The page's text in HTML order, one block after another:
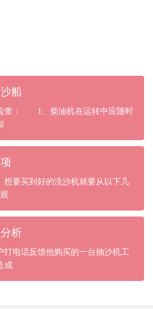
船
： 1、柴油机在运转中应随时
要买到好的洗沙机就要从以下几
析
电话反馈他购买的一台抽沙机工
成